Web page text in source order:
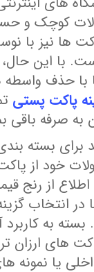
کوچک و
ها نیز با
با این حال،
حذف واسطه
پاکت پستی
به صرفه باقی
برای بسته
خود از
اطلاع از رنج
در انتخاب
به
های ارزان
یا نمونه